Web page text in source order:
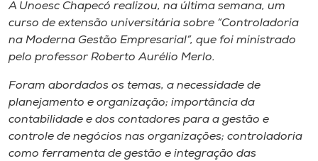
Selecione
o idioma
A Unoesc Chapecó realizou, na última semana, um
curso de extensão universitária sobre “Controladoria
na Moderna Gestão Empresarial”, que foi ministrado
pelo professor Roberto Aurélio Merlo.
Foram abordados os temas, a necessidade de
planejamento e organização; importância da
contabilidade e dos contadores para a gestão e
controle de negócios nas organizações; controladoria
como ferramenta de gestão e integração das